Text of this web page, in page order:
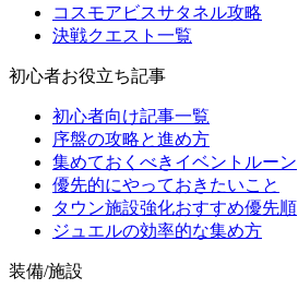
コスモアビスサタネル攻略
決戦クエスト一覧
初心者お役立ち記事
初心者向け記事一覧
序盤の攻略と進め方
集めておくべきイベントルーン
優先的にやっておきたいこと
タウン施設強化おすすめ優先順
ジュエルの効率的な集め方
装備/施設